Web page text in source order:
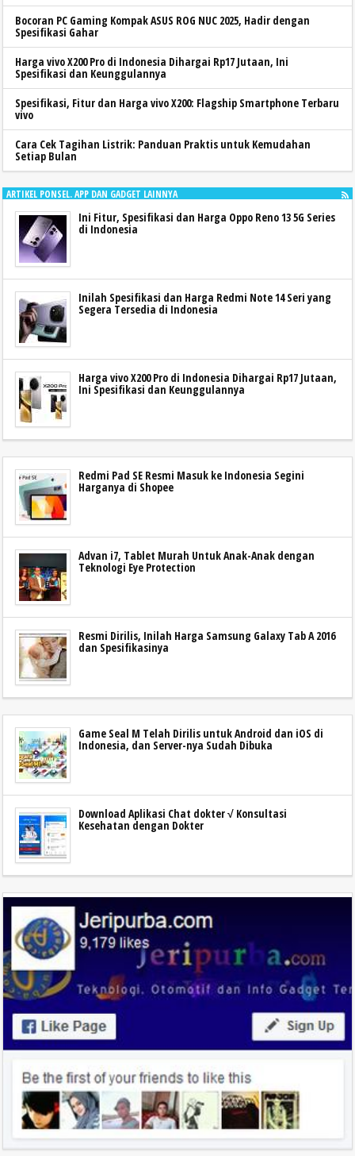
Bocoran PC Gaming Kompak ASUS ROG NUC 2025, Hadir dengan
Spesifikasi Gahar
Harga vivo X200 Pro di Indonesia Dihargai Rp17 Jutaan, Ini
Spesifikasi dan Keunggulannya
Spesifikasi, Fitur dan Harga vivo X200: Flagship Smartphone Terbaru
vivo
Cara Cek Tagihan Listrik: Panduan Praktis untuk Kemudahan
Setiap Bulan
ARTIKEL PONSEL. APP DAN GADGET LAINNYA
Ini Fitur, Spesifikasi dan Harga Oppo Reno 13 5G Series
di Indonesia
Inilah Spesifikasi dan Harga Redmi Note 14 Seri yang
Segera Tersedia di Indonesia
Harga vivo X200 Pro di Indonesia Dihargai Rp17 Jutaan,
Ini Spesifikasi dan Keunggulannya
Redmi Pad SE Resmi Masuk ke Indonesia Segini
Harganya di Shopee
Advan i7, Tablet Murah Untuk Anak-Anak dengan
Teknologi Eye Protection
Resmi Dirilis, Inilah Harga Samsung Galaxy Tab A 2016
dan Spesifikasinya
Game Seal M Telah Dirilis untuk Android dan iOS di
Indonesia, dan Server-nya Sudah Dibuka
Download Aplikasi Chat dokter √ Konsultasi
Kesehatan dengan Dokter